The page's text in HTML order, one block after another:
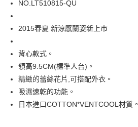
全家取貨付款
每筆NT$80，滿NT$1,000(含以上)免運費
付款後全家取貨
每筆NT$80，滿NT$1,000(含以上)免運費
7-11取貨付款
每筆NT$80，滿NT$1,000(含以上)免運費
NO.LT510815-QU
2015春夏 新涼感蘭姿新上市
背心款式。
領高9.5CM(標準人台)。
精緻的蕾絲花片,可搭配外衣。
吸濕速乾的功能。
日本進口COTTON*VENTCOOL材質。